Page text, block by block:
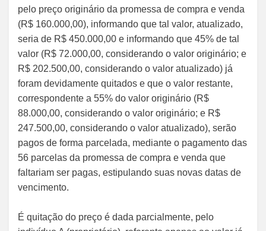
pelo preço originário da promessa de compra e venda
(R$ 160.000,00), informando que tal valor, atualizado,
seria de R$ 450.000,00 e informando que 45% de tal
valor (R$ 72.000,00, considerando o valor originário; e
R$ 202.500,00, considerando o valor atualizado) já
foram devidamente quitados e que o valor restante,
correspondente a 55% do valor originário (R$
88.000,00, considerando o valor originário; e R$
247.500,00, considerando o valor atualizado), serão
pagos de forma parcelada, mediante o pagamento das
56 parcelas da promessa de compra e venda que
faltariam ser pagas, estipulando suas novas datas de
vencimento.
É quitação do preço é dada parcialmente, pelo